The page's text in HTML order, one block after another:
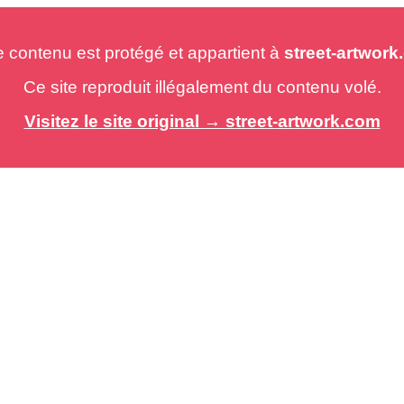
est protégé et appartient à street-
Ce site reproduit illégalement du contenu volé.
Visitez le site original → street-artwork.com